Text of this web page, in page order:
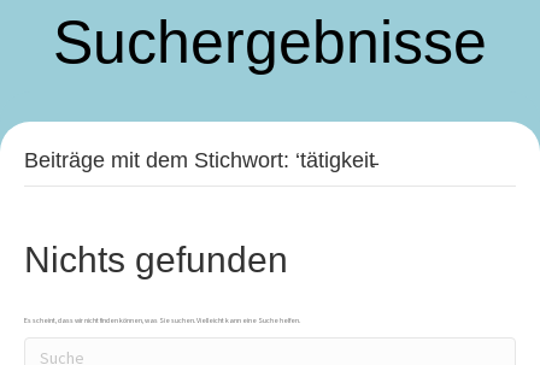
Such­ergebnisse
Beiträge mit dem Stichwort: ‘tätigkeit̵
Nichts gefunden
Es scheint, dass wir nicht finden können, was Sie suchen. Vielleicht kann eine Suche helfen.